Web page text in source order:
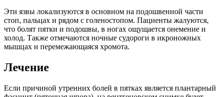
Эти язвы локализуются в основном на подошвенной части
стоп, пальцах и рядом с голеностопом. Пациенты жалуются,
что болят пятки и подошвы, в ногах ощущается онемение и
холод. Также отмечаются ночные судороги в икроножных
мышцах и перемежающаяся хромота.
Лечение
Если причиной утренних болей в пятках является плантарный